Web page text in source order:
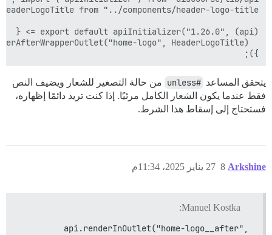
});
يتحقق المساعد #unless
من حالة التصغير للشعار ويضيف النص
فقط عندما يكون الشعار الكامل مرئيًا. إذا كنت تريد دائمًا إظهاره،
فستحتاج إلى إسقاط هذا الشرط.
Arkshine 27 يناير 2025، 11:34م 8
Manuel Kostka:
api.renderInOutlet("home-logo__after",